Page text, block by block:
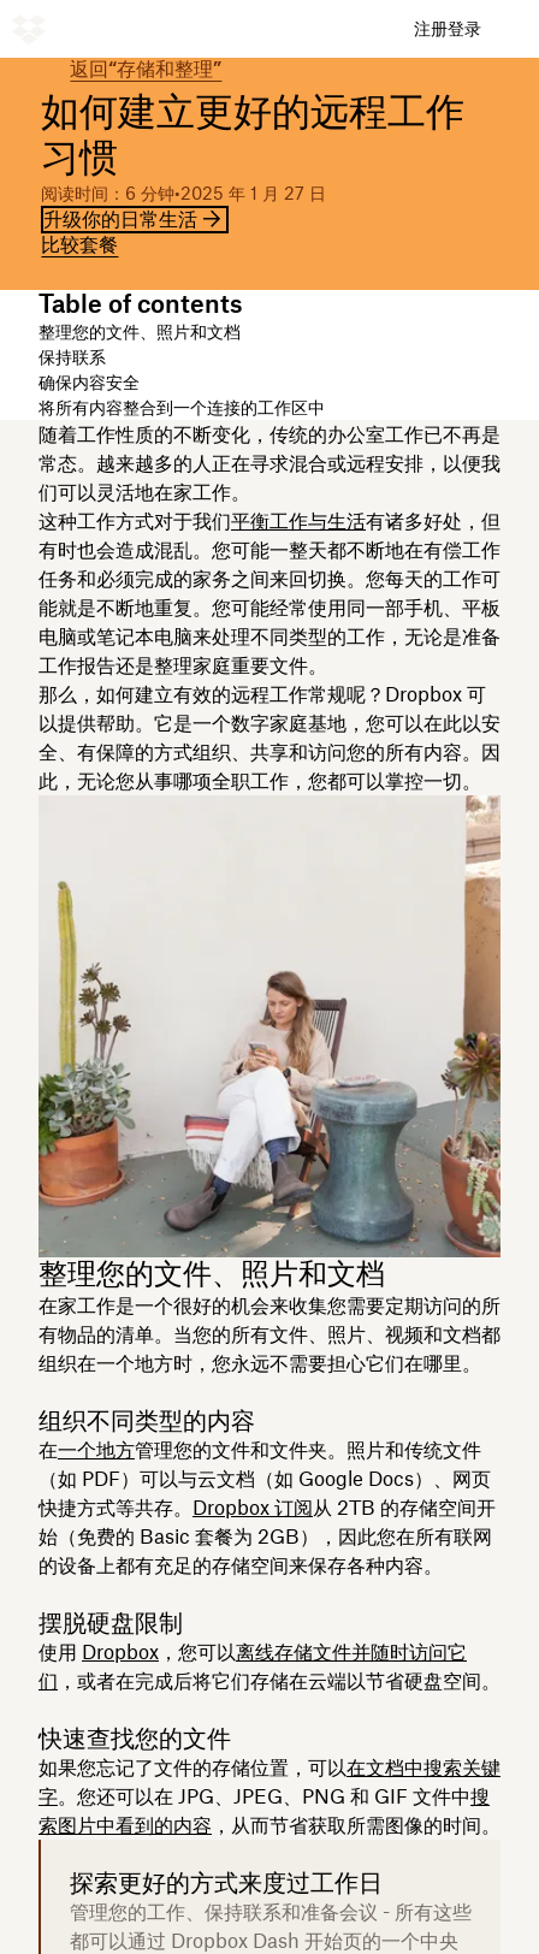
注册登录
返回“存储和整理”
如何建立更好的远程工作
习惯
阅读时间：6 分钟•2025 年 1 月 27 日
升级你的日常生活
比较套餐
Table of contents
整理您的文件、照片和文档
保持联系
确保内容安全
将所有内容整合到一个连接的工作区中
随着工作性质的不断变化，传统的办公室工作已不再是
常态。越来越多的人正在寻求混合或远程安排，以便我
们可以灵活地在家工作。
这种工作方式对于我们平衡工作与生活有诸多好处，但
有时也会造成混乱。您可能一整天都不断地在有偿工作
任务和必须完成的家务之间来回切换。您每天的工作可
能就是不断地重复。您可能经常使用同一部手机、平板
电脑或笔记本电脑来处理不同类型的工作，无论是准备
工作报告还是整理家庭重要文件。
那么，如何建立有效的远程工作常规呢？Dropbox 可
以提供帮助。它是一个数字家庭基地，您可以在此以安
全、有保障的方式组织、共享和访问您的所有内容。因
此，无论您从事哪项全职工作，您都可以掌控一切。
整理您的文件、照片和文档
在家工作是一个很好的机会来收集您需要定期访问的所
有物品的清单。当您的所有文件、照片、视频和文档都
组织在一个地方时，您永远不需要担心它们在哪里。
组织不同类型的内容
在一个地方管理您的文件和文件夹。照片和传统文件
（如 PDF）可以与云文档（如 Google Docs）、网页
快捷方式等共存。 Dropbox 订阅从 2TB 的存储空间开
始（免费的 Basic 套餐为 2GB），因此您在所有联网
的设备上都有充足的存储空间来保存各种内容。
摆脱硬盘限制
使用 Dropbox ，您可以离线存储文件并随时访问它
们 ，或者在完成后将它们存储在云端以节省硬盘空间。
快速查找您的文件
如果您忘记了文件的存储位置，可以在文档中搜索关键
字。您还可以在 JPG、JPEG、PNG 和 GIF 文件中搜
索图片中看到的内容 ，从而节省获取所需图像的时间。
探索更好的方式来度过工作日
管理您的工作、保持联系和准备会议 - 所有这些
都可以通过 Dropbox Dash 开始页的一个中央